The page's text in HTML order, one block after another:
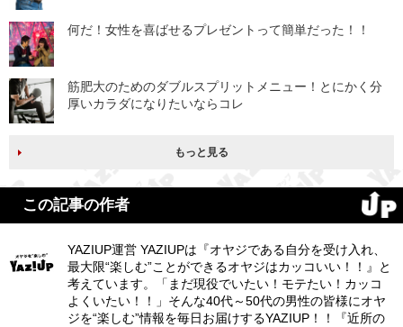
何だ！女性を喜ばせるプレゼントって簡単だった！！
筋肥大のためのダブルスプリットメニュー！とにかく分
厚いカラダになりたいならコレ
もっと見る
この記事の作者
YAZIUP運営 YAZIUPは『オヤジである自分を受け入れ、
最大限“楽しむ”ことができるオヤジはカッコいい！！』と
考えています。「まだ現役でいたい！モテたい！カッコ
よくいたい！！」そんな40代～50代の男性の皆様にオヤ
ジを“楽しむ”情報を毎日お届けするYAZIUP！！『近所の